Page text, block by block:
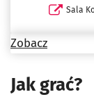
Sala
Zobacz
Jak grać?